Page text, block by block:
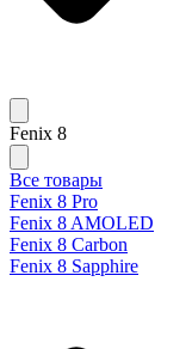
Fenix 8
Все товары
Fenix 8 Pro
Fenix 8 AMOLED
Fenix 8 Carbon
Fenix 8 Sapphire